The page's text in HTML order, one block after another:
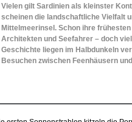
Vielen gilt Sardinien als kleinster
scheinen die landschaftliche Vielfalt
Mittelmeerinsel. Schon ihre
Architekten und Seefahrer – doch
Geschichte liegen im Halbdunkeln
Besuchen zwischen Feenhäusern